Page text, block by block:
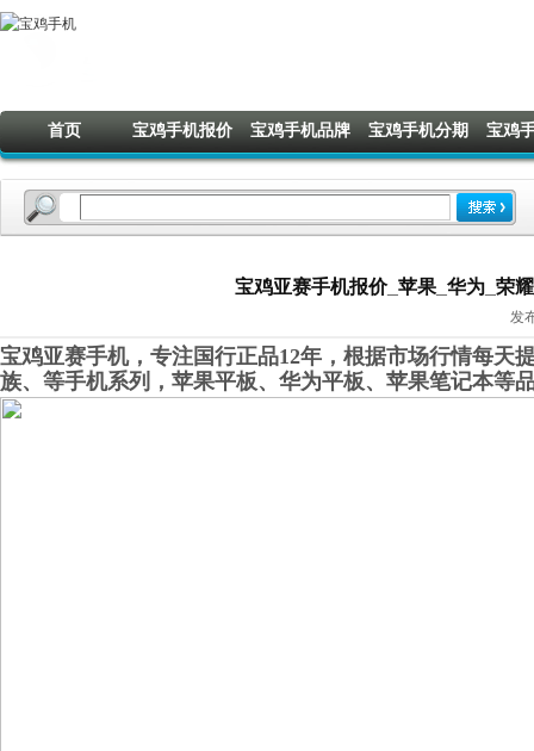
首页 宝鸡手机报价 宝鸡手机品牌 宝鸡手机分期 宝鸡
宝鸡亚赛手机报价_苹果_华为_荣
发
宝鸡亚赛手机，专注国行正品12年，根据市场行情每天
族、等手机系列，苹果平板、华为平板、苹果笔记本等